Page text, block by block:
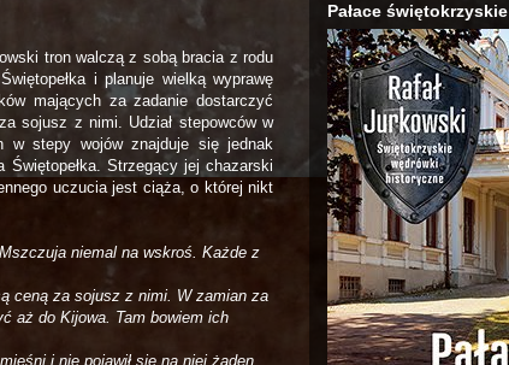
tron walczą z sobą bracia z rodu
i planuje wielką wyprawę
mających za zadanie dostarczyć
sojusz z nimi. Udział stepowców w
w stepy wojów znajduje się jednak
Strzegący jej chazarski
uczucia jest ciąża, o której nikt
Mszczuja niemal na wskroś. Każde z
ceną za sojusz z nimi. W zamian za
aż do Kijowa. Tam bowiem ich
i nie pojawił się na niej żaden
Pałace świętokrzyskie